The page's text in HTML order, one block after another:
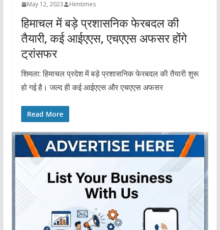
May 12, 2023 Himtimes
हिमाचल में बड़े प्रशासनिक फेरबदल की
तैयारी, कई आईएएस, एचएएस अफसर होंगे
ट्रांसफर
शिमला: हिमाचल प्रदेश में बड़े प्रशासनिक फेरबदल की तैयारी शुरू
हो गई है। जल्द ही कई आईएएस और एचएएस अफसर
Read More